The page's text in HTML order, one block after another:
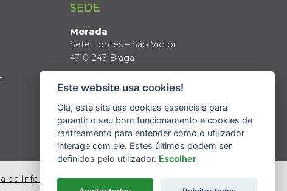
SEDE
Morada
Sete Fontes – São Victor
4710-243 Braga
Latitude: 41º 34’ N
Longitude: 8º 24’ W
da Informação
Este website usa cookies!
Olá, este site usa cookies essenciais para
garantir o seu bom funcionamento e cookies de
rastreamento para entender como o utilizador
interage com ele. Estes últimos podem ser
definidos pelo utilizador. Escolher